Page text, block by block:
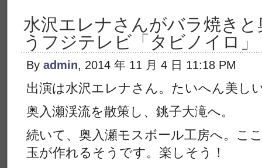
水沢エレナさんがバラ焼き
うフジテレビ「タビノイロ」
By admin, 2014 年 11 月 4 日 11:18 PM
出演は水沢エレナさん。たいへん美し
奥入瀬渓流を散策し、銚子大滝へ。
続いて、奥入瀬モスボール工房へ。こ
玉が作れるそうです。楽しそう！